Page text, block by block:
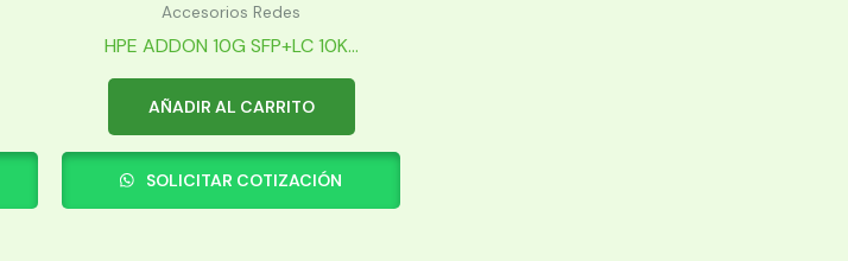
Accesorios Redes
HPE ADDON 10G SFP+LC 10K...
AÑADIR AL CARRITO
SOLICITAR COTIZACIÓN